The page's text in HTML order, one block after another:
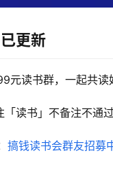
已更新
元读书群，一起共读
读书」不备注不通
搞钱读书会群友招募